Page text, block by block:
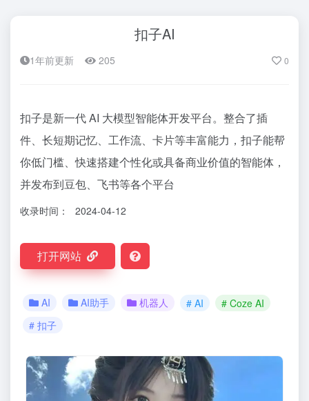
扣子AI
1年前更新 205 0
扣子是新一代 AI 大模型智能体开发平台。整合了插
件、长短期记忆、工作流、卡片等丰富能力，扣子能帮
你低门槛、快速搭建个性化或具备商业价值的智能体，
并发布到豆包、飞书等各个平台
收录时间： 2024-04-12
打开网站
AI AI助手 机器人 # AI
# Coze AI
# 扣子